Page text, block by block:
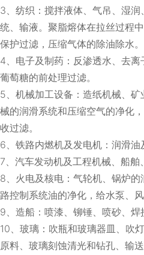
3、纺织：搅拌液体、气吊、湿
统、输液。聚脂熔体在拉丝过程
保护过滤，压缩气体的除油除水。
4、电子及制药：反渗透水、去
葡萄糖的前处理过滤。
5、机械加工设备：造纸机械、
械的润滑系统和压缩空气的净化
收过滤。
6、铁路内燃机及发电机：润滑油
7、汽车发动机及工程机械、船
8、火电及核电：气轮机、锅炉
路控制系统油的净化，给水泵、
9、造船：喷漆、铆锤、喷砂、
10、玻璃：吹瓶和玻璃器皿、吹
原料、玻璃刻蚀清光和钻孔、输